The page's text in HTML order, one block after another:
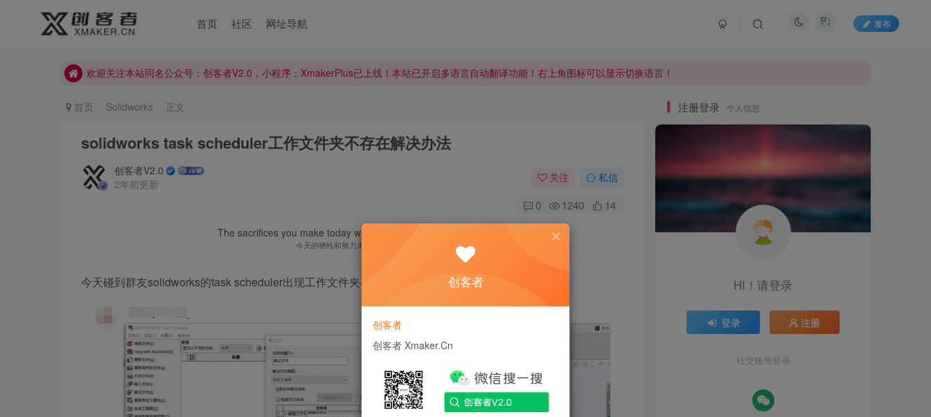
首页 社区 网址导航 发布
欢迎关注本站同名公众号：创客者V2.0，小程序：XmakerPlus已上线！本站已开启多语言自动翻译功能！右上角图标可以显示切换语言！
欢迎关注本站同名公众号：创客者V2.0，小程序：XmakerPlus已上线！本站已开启多语言自动翻译功能！右上角图标可以显示切换语言！
首页 Solidworks 正文
solidworks task scheduler工作文件夹不存在解决办法
创客者V2.0
2年前更新
关注 私信
0 1240 14
The sacrifices you make today will pay dividends in the future.
今天的牺牲和努力未来都会有回报
今天碰到群友solidworks的task scheduler出现工作文件夹不存在问题：
注册登录 个人信息
HI！请登录
登录 注册
社交账号登录
创客者
创客者
创客者 Xmaker.Cn